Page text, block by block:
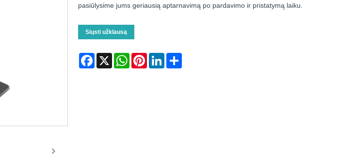
pasiūlysime jums geriausią aptarnavimą po pardavimo ir pristatymą laiku.
Siųsti užklausą
Facebook
X WhatsAppPinterestLinkedInShare